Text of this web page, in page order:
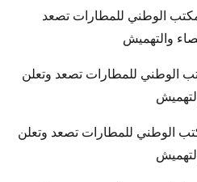
الوطني للمطارات تصعد
والتهميش
الوطني للمطارات تصعد وتعلن
الوطني للمطارات تصعد وتعلن